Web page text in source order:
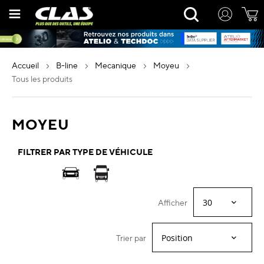
Rechercher
accueil b-line mecanique
moyeu
tous les produits
MOYEU
FILTRER PAR TYPE DE VÉHICULE
Afficher
Trier par